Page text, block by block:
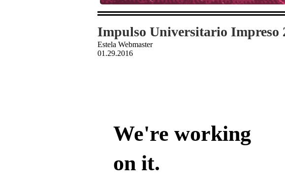
Impulso Universitario Impreso
Estela Webmaster
01.29.2016